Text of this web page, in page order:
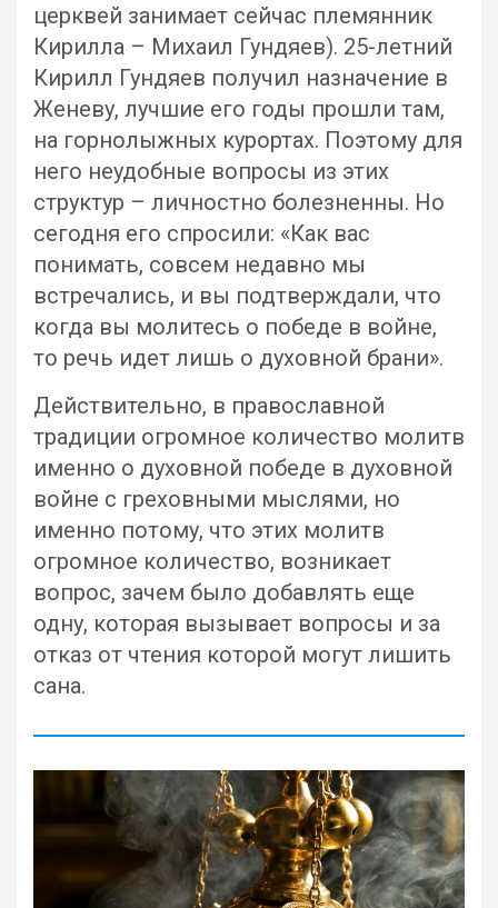
церквей занимает сейчас племянник
Кирилла – Михаил Гундяев). 25-летний
Кирилл Гундяев получил назначение в
Женеву, лучшие его годы прошли там,
на горнолыжных курортах. Поэтому для
него неудобные вопросы из этих
структур – личностно болезненны. Но
сегодня его спросили: «Как вас
понимать, совсем недавно мы
встречались, и вы подтверждали, что
когда вы молитесь о победе в войне,
то речь идет лишь о духовной брани».
Действительно, в православной
традиции огромное количество молитв
именно о духовной победе в духовной
войне с греховными мыслями, но
именно потому, что этих молитв
огромное количество, возникает
вопрос, зачем было добавлять еще
одну, которая вызывает вопросы и за
отказ от чтения которой могут лишить
сана.